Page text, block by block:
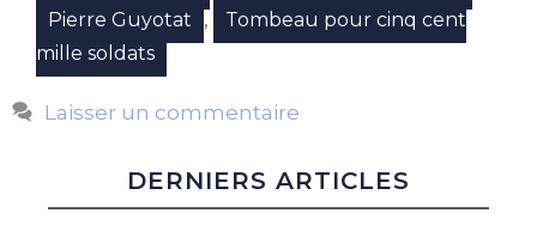
Pierre Guyotat ,
Tombeau pour cinq cent
mille soldats
Laisser un commentaire
DERNIERS ARTICLES